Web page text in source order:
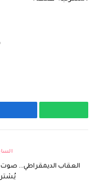
واتساب
العقاب الديمقراطي… صوت